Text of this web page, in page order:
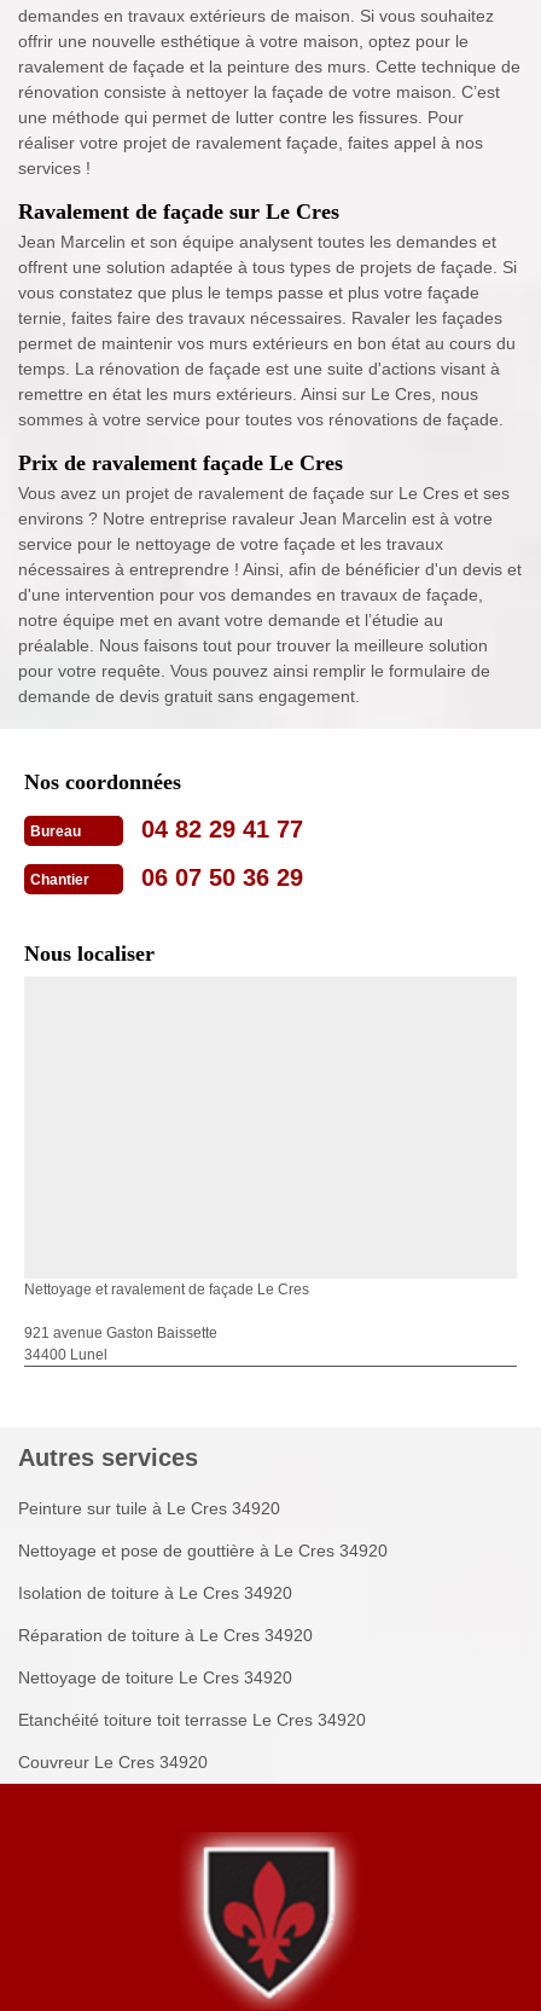
demandes en travaux extérieurs de maison. Si vous souhaitez
offrir une nouvelle esthétique à votre maison, optez pour le
ravalement de façade et la peinture des murs. Cette technique de
rénovation consiste à nettoyer la façade de votre maison. C’est
une méthode qui permet de lutter contre les fissures. Pour
réaliser votre projet de ravalement façade, faites appel à nos
services !
Ravalement de façade sur Le Cres
Jean Marcelin et son équipe analysent toutes les demandes et
offrent une solution adaptée à tous types de projets de façade. Si
vous constatez que plus le temps passe et plus votre façade
ternie, faites faire des travaux nécessaires. Ravaler les façades
permet de maintenir vos murs extérieurs en bon état au cours du
temps. La rénovation de façade est une suite d'actions visant à
remettre en état les murs extérieurs. Ainsi sur Le Cres, nous
sommes à votre service pour toutes vos rénovations de façade.
Prix de ravalement façade Le Cres
Vous avez un projet de ravalement de façade sur Le Cres et ses
environs ? Notre entreprise ravaleur Jean Marcelin est à votre
service pour le nettoyage de votre façade et les travaux
nécessaires à entreprendre ! Ainsi, afin de bénéficier d'un devis et
d'une intervention pour vos demandes en travaux de façade,
notre équipe met en avant votre demande et l’étudie au
préalable. Nous faisons tout pour trouver la meilleure solution
pour votre requête. Vous pouvez ainsi remplir le formulaire de
demande de devis gratuit sans engagement.
Nos coordonnées
Bureau 04 82 29 41 77
Chantier 06 07 50 36 29
Nous localiser
Nettoyage et ravalement de façade Le Cres
921 avenue Gaston Baissette
34400 Lunel
Autres services
Peinture sur tuile à Le Cres 34920
Nettoyage et pose de gouttière à Le Cres 34920
Isolation de toiture à Le Cres 34920
Réparation de toiture à Le Cres 34920
Nettoyage de toiture Le Cres 34920
Etanchéité toiture toit terrasse Le Cres 34920
Couvreur Le Cres 34920